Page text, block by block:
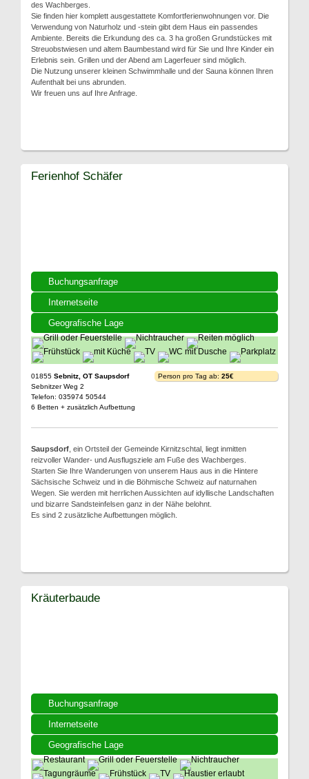
des Wachberges.
Sie finden hier komplett ausgestattete Komfortferienwohnungen vor. Die
Verwendung von Naturholz und -stein gibt dem Haus ein passendes
Ambiente. Bereits die Erkundung des ca. 3 ha großen Grundstückes mit
Streuobstwiesen und altem Baumbestand wird für Sie und Ihre Kinder ein
Erlebnis sein. Grillen und der Abend am Lagerfeuer sind möglich.
Die Nutzung unserer kleinen Schwimmhalle und der Sauna können Ihren
Aufenthalt bei uns abrunden.
Wir freuen uns auf Ihre Anfrage.
Buchungsanfrage
Internetseite
Geografische Lage
Ferienhof Schäfer
01855 Sebnitz, OT Saupsdorf
Sebnitzer Weg 2
Telefon: 035974 50544
6 Betten + zusätzlich Aufbettung
Person pro Tag ab: 25€
Saupsdorf , ein Ortsteil der Gemeinde Kirnitzschtal, liegt inmitten
reizvoller Wander- und Ausflugsziele am Fuße des Wachberges.
Starten Sie Ihre Wanderungen von unserem Haus aus in die Hintere
Sächsische Schweiz und in die Böhmische Schweiz auf naturnahen
Wegen. Sie werden mit herrlichen Aussichten auf idyllische Landschaften
und bizarre Sandsteinfelsen ganz in der Nähe belohnt.
Es sind 2 zusätzliche Aufbettungen möglich.
Buchungsanfrage
Internetseite
Geografische Lage
Kräuterbaude